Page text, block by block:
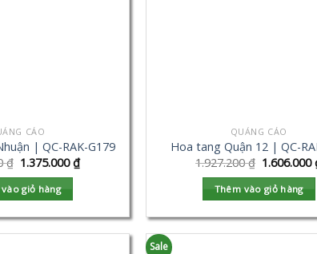
CÁO
| QC-RAK-G179
₫ 1.375.000₫
giỏ hàng
QUẢNG CÁO
Hoa tang Quận 12 | QC-
1.927.200₫ 1.606.000
Thêm vào giỏ hàng
Sale